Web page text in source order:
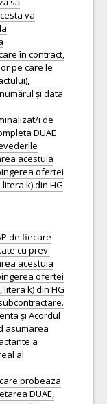
va
în contract,
pe care le
și data
i de
DUAE
acestuia
ofertei
k) din HG
de fiecare
cu prev.
acestuia
ofertei
litera k) din HG
și Acordul
asumarea
a
al
probeaza
DUAE,